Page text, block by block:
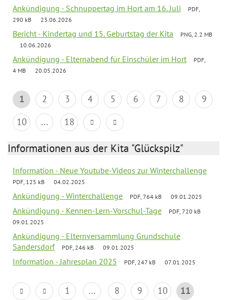
Ankündigung - Schnuppertag im Hort am 16. Juli
PDF,
290 kB
23.06.2026
Bericht - Kindertag und 15. Geburtstag der Kita
PNG, 2.2 MB
10.06.2026
Ankündigung - Elternabend für Einschüler im Hort
PDF,
4 MB
20.05.2026
1 2 3 4 5 6 7 8
9
10
... 18
Informationen aus der Kita "Glückspilz"
Information - Neue Youtube-Videos zur Winterchallenge
PDF, 125 kB 04.02.2025
Ankündigung - Winterchallenge PDF, 764 kB 09.01.2025
Ankündigung - Kennen-Lern-Vorschul-Tage
PDF, 720 kB
09.01.2025
Ankündigung - Elternversammlung Grundschule
Sandersdorf
PDF, 246 kB 09.01.2025
Information - Jahresplan 2025 PDF, 247 kB 07.01.2025
1 ... 8 9 10
11